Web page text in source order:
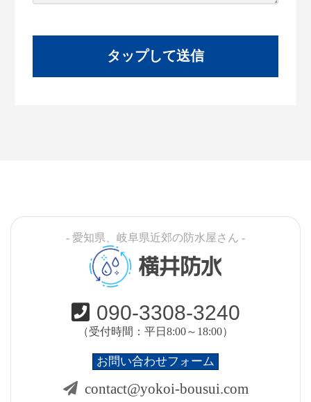
- 愛知県、岐阜県近郊の防水屋さん -
横井防水
090-3308-3240
（受付時間：平日8:00～18:00）
お問い合わせフォーム
contact@yokoi-bousui.com